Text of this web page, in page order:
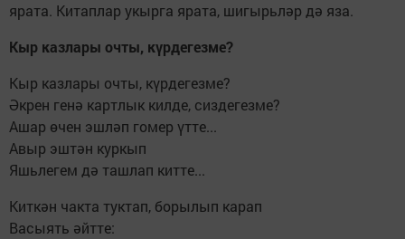
ярата. Китаплар укырга ярата, шигырьләр дә яза.
Кыр казлары очты, күрдегезме?
Кыр казлары очты, күрдегезме?
Әкрен генә картлык килде, сиздегезме?
Ашар өчен эшләп гомер үтте...
Авыр эштән куркып
Яшьлегем дә ташлап китте...
Киткән чакта туктап, борылып карап
Васыять әйтте: